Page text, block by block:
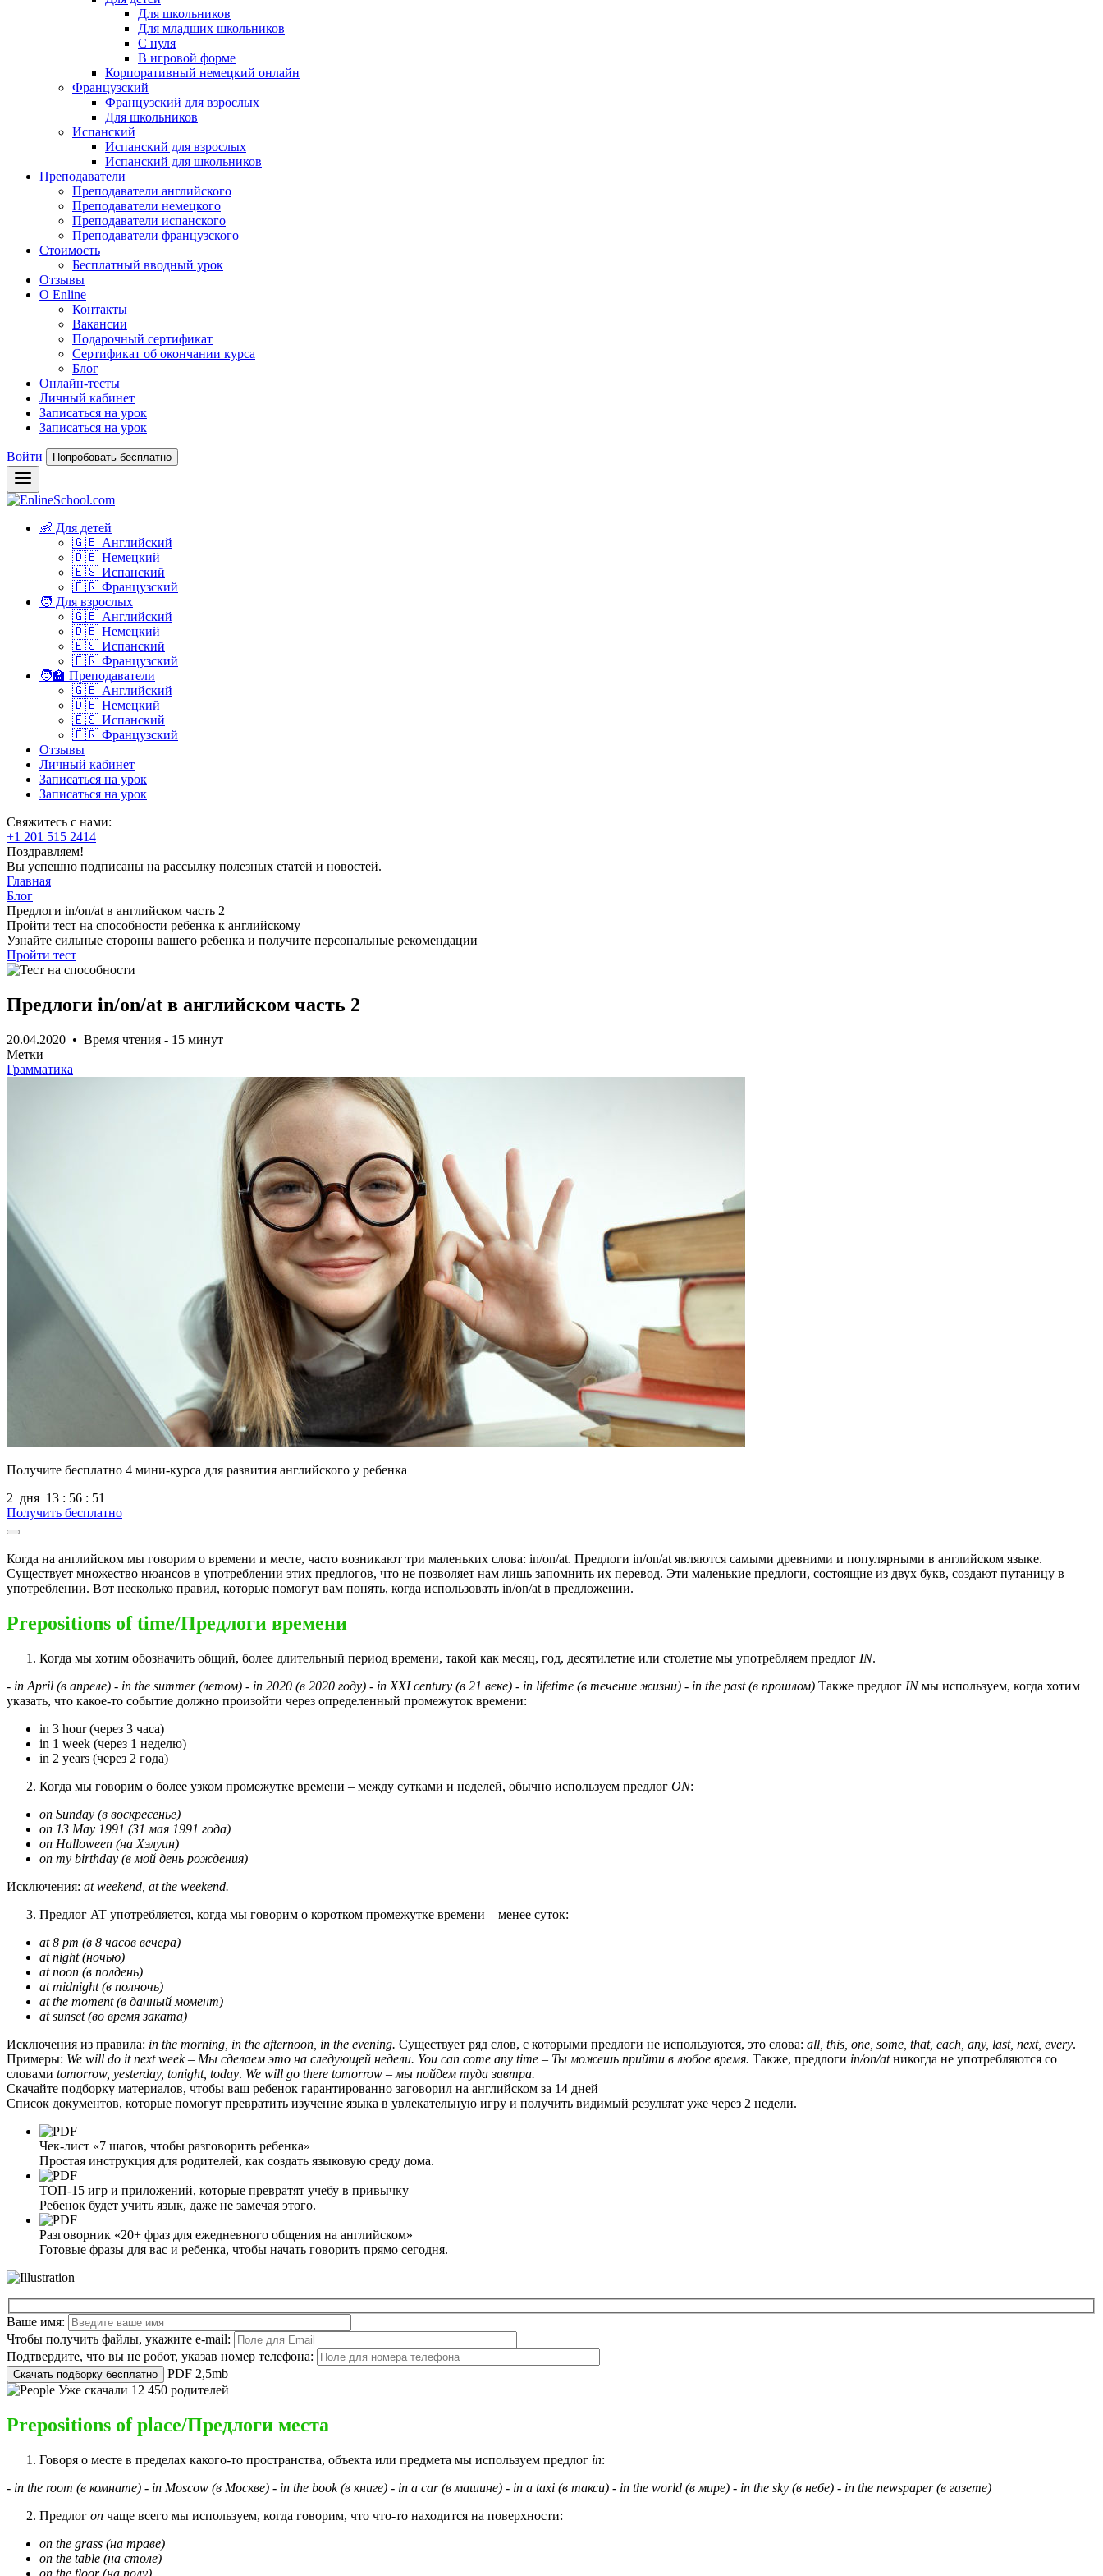
Для школьников
Для младших школьников
С нуля
В игровой форме
Корпоративный немецкий онлайн
Французский
Французский для взрослых
Для школьников
Испанский
Испанский для взрослых
Испанский для школьников
Преподаватели
Преподаватели английского
Преподаватели немецкого
Преподаватели испанского
Преподаватели французского
Стоимость
Бесплатный вводный урок
Отзывы
О Enline
Контакты
Вакансии
Подарочный сертификат
Сертификат об окончании курса
Блог
Онлайн-тесты
Личный кабинет
Записаться на урок
Записаться на урок
Войти Попробовать бесплатно
👶 Для детей
🇬🇧 Английский
🇩🇪 Немецкий
🇪🇸 Испанский
🇫🇷 Французский
🧑 Для взрослых
🇬🇧 Английский
🇩🇪 Немецкий
🇪🇸 Испанский
🇫🇷 Французский
🧑‍🏫 Преподаватели
🇬🇧 Английский
🇩🇪 Немецкий
🇪🇸 Испанский
🇫🇷 Французский
Отзывы
Личный кабинет
Записаться на урок
Записаться на урок
Свяжитесь с нами:
+1 201 515 2414
Поздравляем!
Вы успешно подписаны на рассылку полезных статей и новостей.
Главная
Блог
Предлоги in/on/at в английском часть 2
Пройти тест на способности ребенка к английскому
Узнайте сильные стороны вашего ребенка и получите персональные рекомендации
Пройти тест
Предлоги in/on/at в английском часть 2
20.04.2020 • Время чтения - 15 минут
Метки
Грамматика
Получите бесплатно 4 мини-курса для развития английского у ребенка
2 дня 13 : 56 : 50
Получить бесплатно
Когда на английском мы говорим о времени и месте, часто возникают три маленьких слова: in/on/at. Предлоги in/on/at являются самыми древними и популярными в английском языке.
Существует множество нюансов в употреблении этих предлогов, что не позволяет нам лишь запомнить их перевод. Эти маленькие предлоги, состоящие из двух букв, создают путаницу в
употреблении. Вот несколько правил, которые помогут вам понять, когда использовать in/on/at в предложении.
Prepositions of time/Предлоги времени
Когда мы хотим обозначить общий, более длительный период времени, такой как месяц, год, десятилетие или столетие мы употребляем предлог IN.
- in April (в апреле) - in the summer (летом) - in 2020 (в 2020 году) - in XXI century (в 21 веке) - in lifetime (в течение жизни) - in the past (в прошлом) Также предлог INмы используем, когда хотим
указать, что какое-то событие должно произойти через определенный промежуток времени:
in 3 hour (через 3 часа)
in 1 week (через 1 неделю)
in 2 years (через 2 года)
Когда мы говорим о более узком промежутке времени – между сутками и неделей, обычно используем предлог ON:
on Sunday (в воскресенье)
on 13 May 1991 (31 мая 1991 года)
on Halloween (на Хэлуин)
on my birthday (в мой день рождения)
Исключения: at weekend, at the weekend.
Предлог AT употребляется, когда мы говорим о коротком промежутке времени – менее суток:
at 8 pm (в 8 часов вечера)
at night(ночью)
at noon (в полдень)
at midnight (в полночь)
at the moment(в данный момент)
at sunset(во время заката)
Исключения из правила: in the morning, in the afternoon, in the evening. Существует ряд слов, с которыми предлоги не используются, это слова: all this one some that, each any, last, next, every.
Примеры: We will do it next week– Мы сделаем это на следующей недели. You can come any time – Ты можешь прийти в любое время. Также, предлоги in/on/atникогда не употребляются со
словами tomorrow, yesterday, tonight, today. We will go there tomorrow – мы пойдем туда завтра.
Скачайте подборку материалов, чтобы ваш ребенок гарантированно заговорил на английском за 14 дней
Список документов, которые помогут превратить изучение языка в увлекательную игру и получить видимый результат уже через 2 недели.
Чек-лист «7 шагов, чтобы разговорить ребенка»
Простая инструкция для родителей, как создать языковую среду дома.
ТОП-15 игр и приложений, которые превратят учебу в привычку
Ребенок будет учить язык, даже не замечая этого.
Разговорник «20+ фраз для ежедневного общения на английском»
Готовые фразы для вас и ребенка, чтобы начать говорить прямо сегодня.
Ваше имя:
Чтобы получить файлы, укажите e-mail:
Подтвердите, что вы не робот, указав номер телефона:
PDF 2,5mb
Уже скачали 12 450 родителей
Prepositions of place/Предлоги места
Говоря о месте в пределах какого-то пространства, объекта или предмета мы используем предлог in:
- in the room (в комнате) - in Moscow (в Москве) - in the book (в книге) - in a car (в машине) - in a taxi (в такси) - in the world (в мире) - in the sky (в небе) - in the newspaper (в газете)
Предлог on чаще всего мы используем, когда говорим, что что-то находится на поверхности:
on the grass (на траве)
on the table (на столе)
on the floor (на полу)